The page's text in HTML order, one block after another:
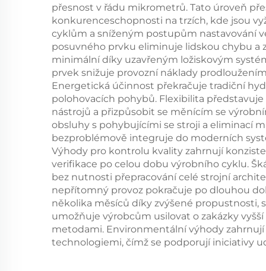
přesnost v řádu mikrometrů. Tato úroveň
konkurenceschopnosti na trzích, kde jsou
cyklům a sníženým postupům nastavování
posuvného prvku eliminuje lidskou chybu a
minimální díky uzavřeným ložiskovým
prvek snižuje provozní náklady
Energetická účinnost překračuje tradiční
polohovacích pohybů. Flexibilita
nástrojů a přizpůsobit se měnícím se
obsluhy s pohybujícími se stroji a eliminací
bezproblémově integruje do moderních
Výhody pro kontrolu kvality zahrnují
verifikace po celou dobu výrobního cyklu.
bez nutnosti přepracování celé strojní
nepřítomný provoz pokračuje po dlouhou
několika měsíců díky zvýšené propustnosti,
umožňuje výrobcům usilovat o zakázky
metodami. Environmentální výhody
technologiemi, čímž se podporují iniciativy